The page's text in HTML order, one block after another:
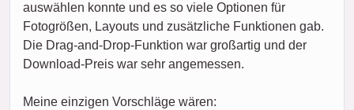
auswählen konnte und es so viele Optionen für
Fotogrößen, Layouts und zusätzliche Funktionen gab.
Die Drag-and-Drop-Funktion war großartig und der
Download-Preis war sehr angemessen.
Meine einzigen Vorschläge wären: